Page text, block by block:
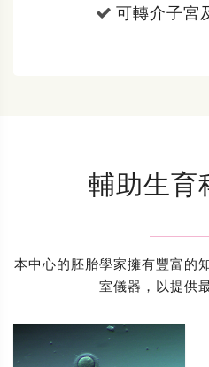
可轉介子宮
輔助生育
本中心的胚胎學家擁有豐富的
室儀器，以提供